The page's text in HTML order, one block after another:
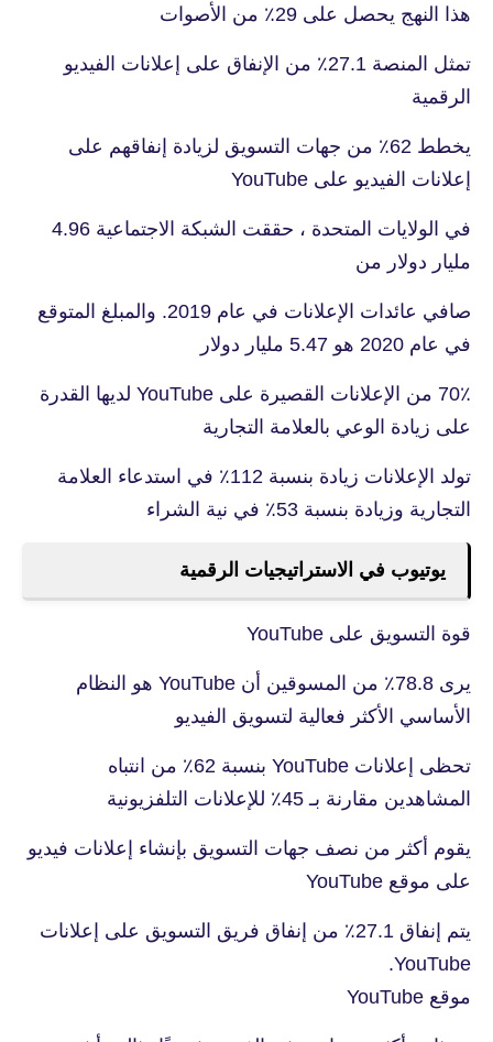
هذا النهج يحصل على 29٪ من الأصوات
تمثل المنصة 27.1٪ من الإنفاق على إعلانات الفيديو
الرقمية
يخطط 62٪ من جهات التسويق لزيادة إنفاقهم على
إعلانات الفيديو على YouTube
في الولايات المتحدة ، حققت الشبكة الاجتماعية 4.96
مليار دولار من
صافي عائدات الإعلانات في عام 2019. والمبلغ المتوقع
في عام 2020 هو 5.47 مليار دولار
70٪ من الإعلانات القصيرة على YouTube لديها القدرة
على زيادة الوعي بالعلامة التجارية
تولد الإعلانات زيادة بنسبة 112٪ في استدعاء العلامة
التجارية وزيادة بنسبة 53٪ في نية الشراء
يوتيوب في الاستراتيجيات الرقمية
قوة التسويق على YouTube
يرى 78.8٪ من المسوقين أن YouTube هو النظام
الأساسي الأكثر فعالية لتسويق الفيديو
تحظى إعلانات YouTube بنسبة 62٪ من انتباه
المشاهدين مقارنة بـ 45٪ للإعلانات التلفزيونية
يقوم أكثر من نصف جهات التسويق بإنشاء إعلانات فيديو
على موقع YouTube
يتم إنفاق 27.1٪ من إنفاق فريق التسويق على إعلانات
YouTube.
موقع YouTube